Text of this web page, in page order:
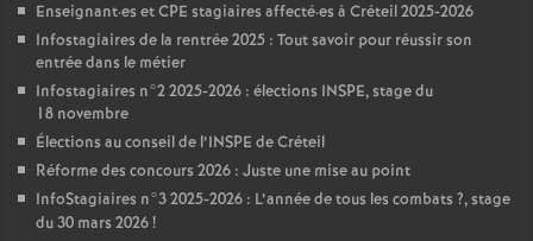
Enseignant·es etCPE stagiaires affecté·es à Créteil 2025-2026
Infostagiaires de la rentrée 2025 : Tout savoir pour réussir son
entrée dans le métier
Infostagiaires n°2 2025-2026 : élections INSPE, stage du
18 novembre
Élections au conseil de l’INSPE de Créteil
Réforme des concours 2026 : Juste une mise au point
InfoStagiaires n°3 2025-2026 : L’année de tous les combats ?, stage
du 30 mars 2026!